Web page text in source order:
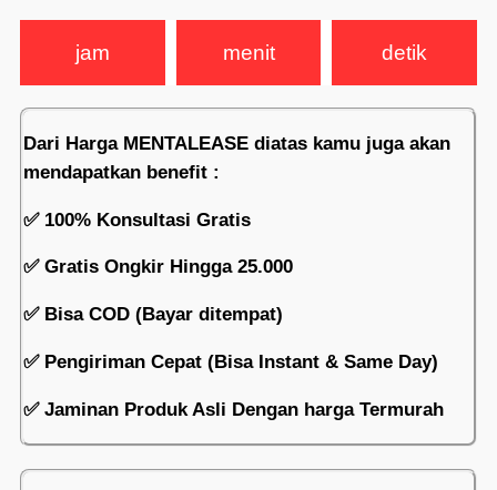
jam menit detik
Dari Harga MENTALEASE diatas kamu juga akan
mendapatkan benefit :
✅ 100% Konsultasi Gratis
✅ Gratis Ongkir Hingga 25.000
✅ Bisa COD (Bayar ditempat)
✅ Pengiriman Cepat (Bisa Instant & Same Day)
✅ Jaminan Produk Asli Dengan harga Termurah